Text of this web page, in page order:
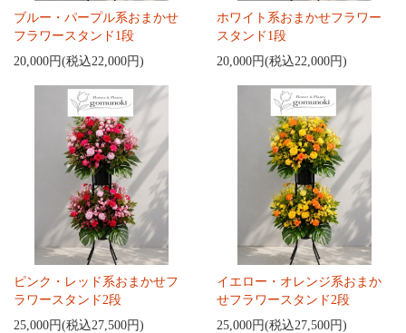
ブルー・パープル系おまかせ
フラワースタンド1段
20,000円(税込22,000円)
ホワイト系おまかせフラワー
スタンド1段
20,000円(税込22,000円)
ピンク・レッド系おまかせフ
ラワースタンド2段
25,000円(税込27,500円)
イエロー・オレンジ系おまか
せフラワースタンド2段
25,000円(税込27,500円)